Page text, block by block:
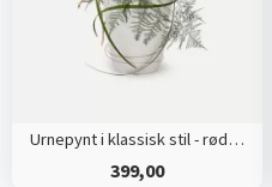
Urnepynt i klassisk stil - rød og hvid
399,00